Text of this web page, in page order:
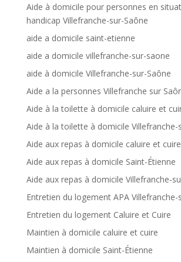
Aide à domicile pour personnes en
handicap Villefranche-sur-Saône
aide a domicile saint-etienne
aide a domicile villefranche-sur-saone
aide à domicile Villefranche-sur-Saône
Aide a la personnes Villefranche sur
Aide à la toilette à domicile caluire et
Aide à la toilette à domicile Villefranche-
Aide aux repas à domicile caluire et cuire
Aide aux repas à domicile Saint-Étienne
Aide aux repas à domicile Villefranche-
Entretien du logement APA Villefranche-
Entretien du logement Caluire et Cuire
Maintien à domicile caluire et cuire
Maintien à domicile Saint-Étienne